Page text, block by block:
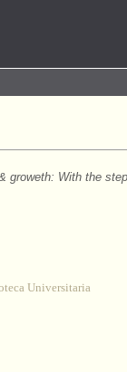
groweth: With the
Universitaria